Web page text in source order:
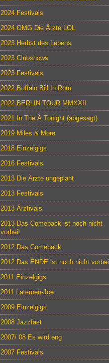
2024 Festivals
2024 OMG Die Ärzte LOL
2023 Herbst des Lebens
2023 Clubshows
2023 Festivals
2022 Buffalo Bill In Rom
2022 BERLIN TOUR MMXXII
2021 In The Ä Tonight (abgesagt)
2019 Miles & More
2018 Einzelgigs
2016 Festivals
2013 Die Ärzte ungeplant
2013 Festivals
2013 Ärztivals
2013 Das Comeback ist noch nicht
vorbei!
2012 Das Comeback
2012 Das ENDE ist noch nicht vorbei
2011 Einzelgigs
2011 Laternen-Joe
2009 Einzelgigs
2008 Jazzfäst
2007/ 08 Es wird eng
2007 Festivals